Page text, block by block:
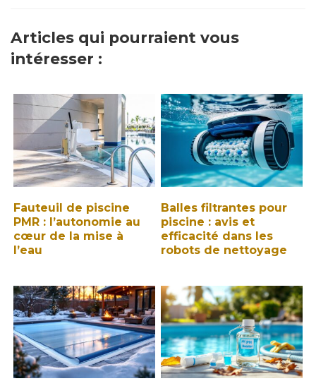
Articles qui pourraient vous
intéresser :
Fauteuil de piscine
PMR : l’autonomie au
cœur de la mise à
l’eau
Balles filtrantes pour
piscine : avis et
efficacité dans les
robots de nettoyage